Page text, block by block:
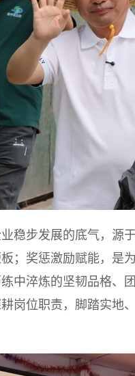
稳步发展的底气，源
；奖惩激励赋能，是
中淬炼的坚韧品格、
岗位职责，脚踏实地